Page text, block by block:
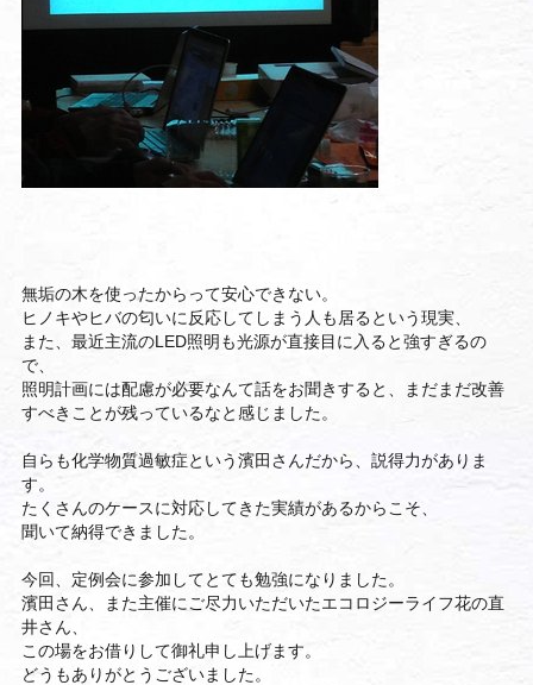
無垢の木を使ったからって安心できない。
ヒノキやヒバの匂いに反応してしまう人も居るという現実、
また、最近主流のLED照明も光源が直接目に入ると強すぎるの
で、
照明計画には配慮が必要なんて話をお聞きすると、まだまだ改善
すべき ことが残っているなと感じました。
自らも化学物質過敏症という濱田さんだから、説得力がありま
す。
たくさんのケースに対応してきた実績があるからこそ、
聞いて納得できました。
今回、定例会に参加してとても勉強になりました。
濱田さん、
また主催にご尽力いただいたエコロジーライフ花の直
井さん、
この場をお借りして御礼申し上げます。
どうもありがとうございました。